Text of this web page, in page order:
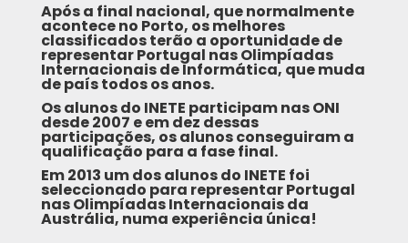
Após a final nacional, que normalmente
acontece no Porto, os melhores
classificados terão a oportunidade de
representar Portugal nas Olimpíadas
Internacionais de Informática, que muda
de país todos os anos.
Os alunos do INETE participam nas ONI
desde 2007 e em dez dessas
participações, os alunos conseguiram a
qualificação para a fase final.
Em 2013 um dos alunos do INETE foi
seleccionado para representar Portugal
nas Olimpíadas Internacionais da
Austrália, numa experiência única!